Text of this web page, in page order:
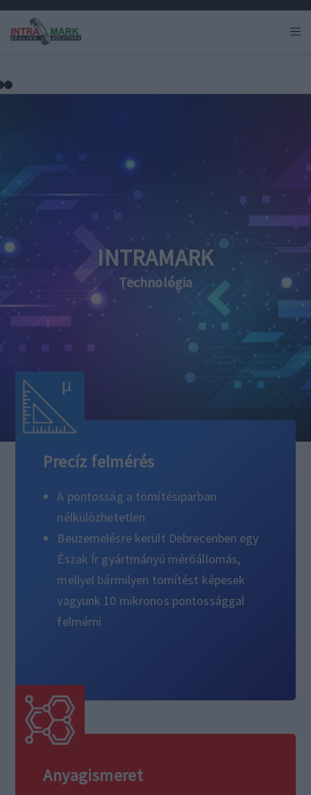
INTRAMARK
Technológia
Precíz felmérés
A pontosság a tömítésiparban
nélkülözhetetlen
Beüzemelésre került Debrecenben egy
Észak Ír gyártmányú mérőállomás,
mellyel bármilyen tömítést képesek
vagyunk 10 mikronos pontossággal
felmérni
Anyagismeret